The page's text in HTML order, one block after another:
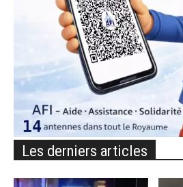
Les derniers articles